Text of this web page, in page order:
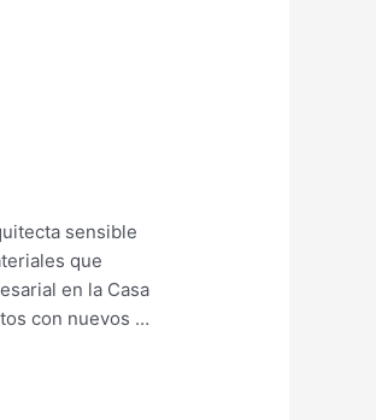
sensible
que
en la Casa
con nuevos …